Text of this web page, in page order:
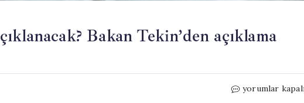
Bakan Tekin’den açıklama
LGS
yorumlar